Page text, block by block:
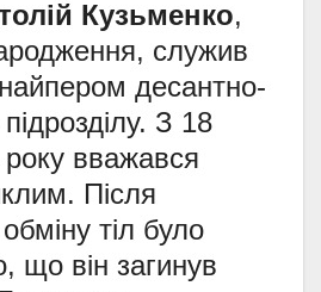
Кузьменко,
служив
десантно-
З 18
вважався
Після
тіл було
що він загинув